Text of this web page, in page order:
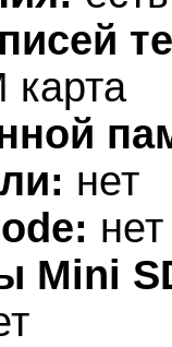
карта
нет
нет
Mini